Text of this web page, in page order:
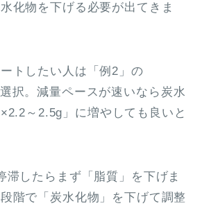
化物を下げる必要が出てきま
トしたい人は「例2」の
択。減量ペースが速いなら炭水
～2.5g」に増やしても良いと
滞したらまず「脂質」を下げま
階で「炭水化物」を下げて調整